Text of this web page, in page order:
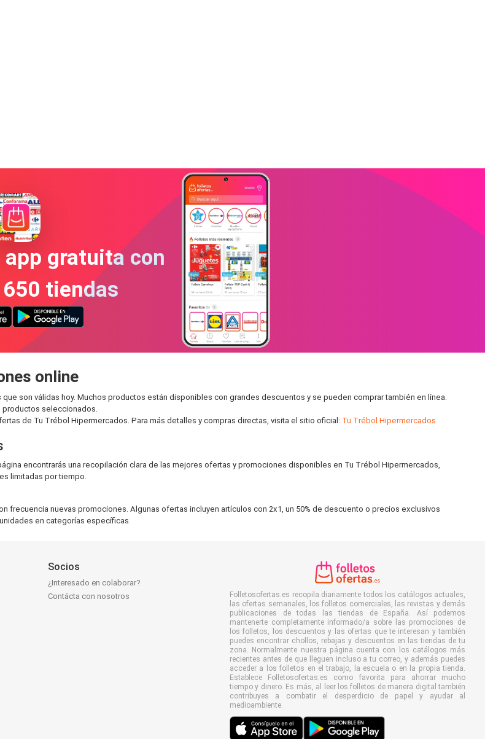
app gratuita con
tiendas
online
son válidas hoy. Muchos productos están disponibles con grandes descuentos y se pueden comprar también en línea.
seleccionados.
de Tu Trébol Hipermercados. Para más detalles y compras directas, visita el sitio oficial: Tu Trébol Hipermercados
encontrarás una recopilación clara de las mejores ofertas y promociones disponibles en Tu Trébol Hipermercados,
limitadas por tiempo.
nuevas promociones. Algunas ofertas incluyen artículos con 2x1, un 50% de descuento o precios exclusivos
en categorías específicas.
Socios
¿Interesado en colaborar?
Contácta con nosotros
Folletosofertas.es recopila diariamente todos los catálogos actuales,
las ofertas semanales, los folletos comerciales, las revistas y demás
publicaciones de todas las tiendas de España. Así podemos
mantenerte completamente informado/a sobre las promociones de
los folletos, los descuentos y las ofertas que te interesan y también
puedes encontrar chollos, rebajas y descuentos en las tiendas de tu
zona. Normalmente nuestra página cuenta con los catálogos más
recientes antes de que lleguen incluso a tu correo, y además puedes
acceder a los folletos en el trabajo, la escuela o en la propia tienda.
Establece Folletosofertas.es como favorita para ahorrar mucho
tiempo y dinero. Es más, al leer los folletos de manera digital también
contribuyes a combatir el desperdicio de papel y ayudar al
medioambiente.